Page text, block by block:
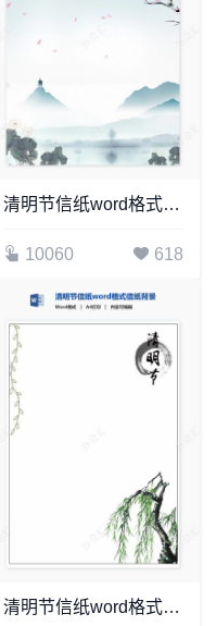
清明节信纸word格式信纸背景word模板电子信纸WPS(4)
10060 618
清明节信纸word格式信纸背景word模板电子信纸WPS(19)